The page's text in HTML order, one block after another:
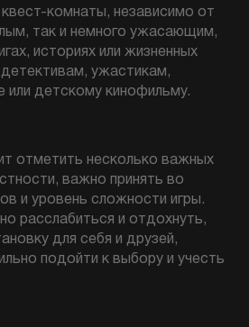
комнаты, независимо от
так и немного ужасающим,
историях или жизненных
ужастикам,
или детскому кинофильму.
отметить несколько важных
важно принять во
и уровень сложности игры.
расслабиться и отдохнуть,
для себя и друзей,
подойти к выбору и учесть